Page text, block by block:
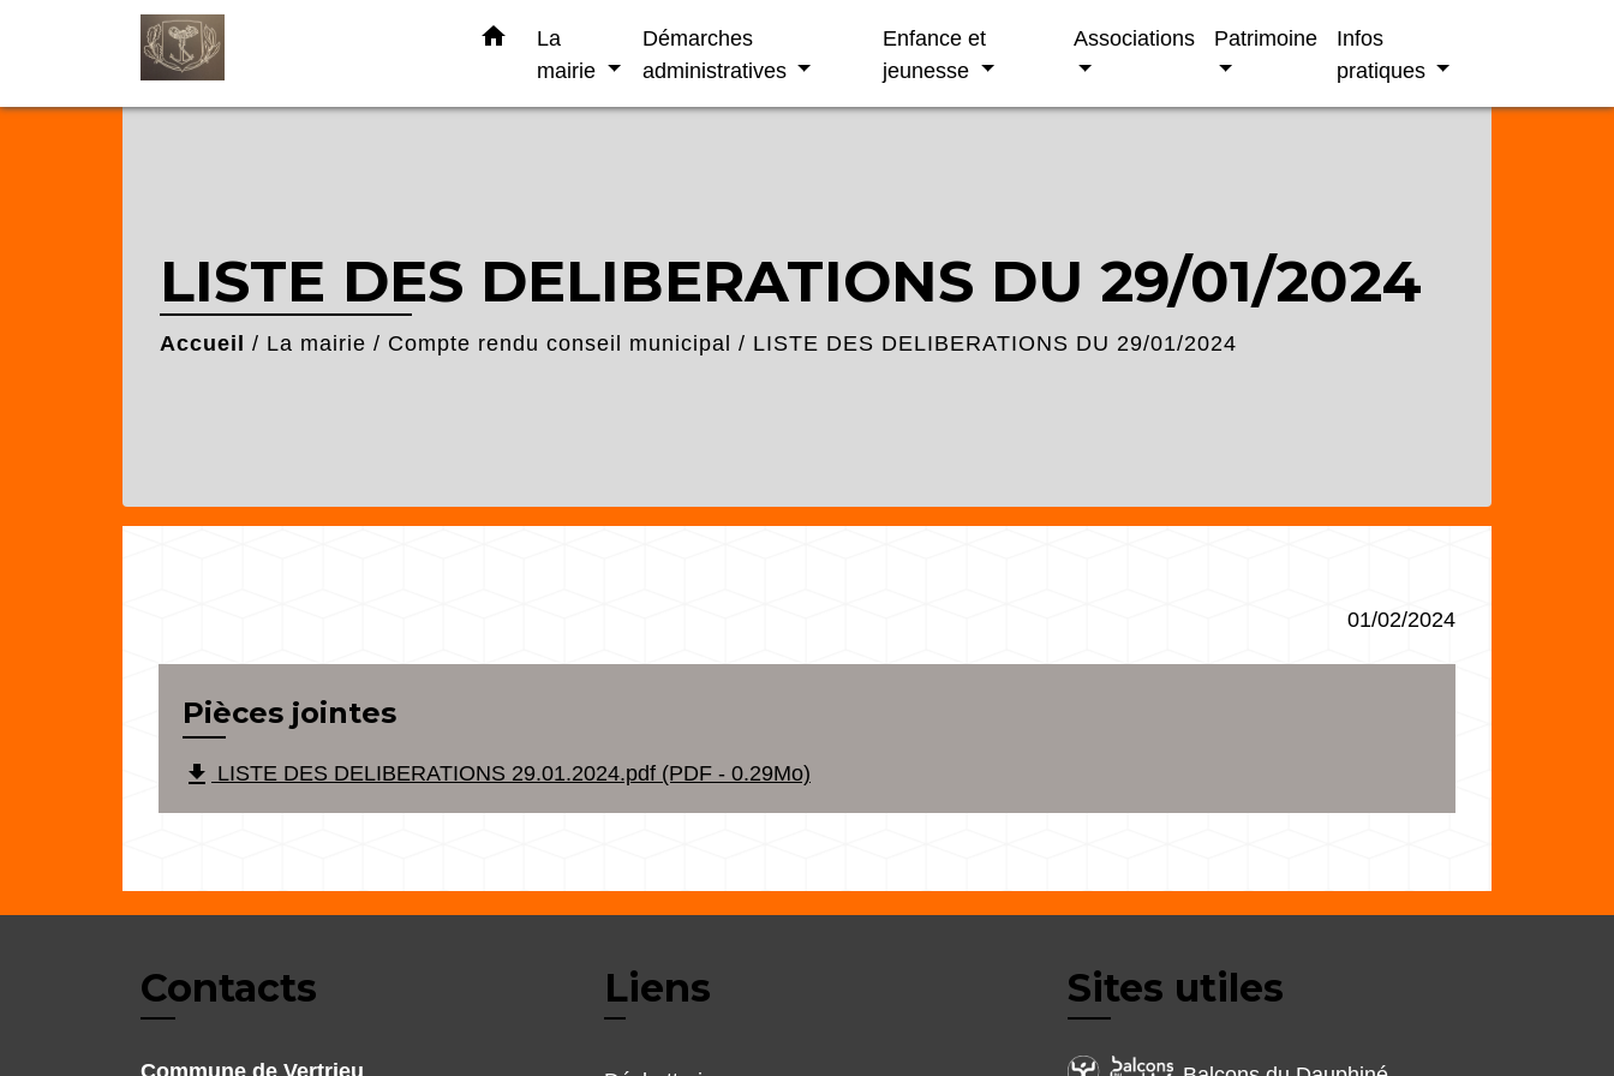
home
La
mairie
Démarches
administratives
Enfance et
jeunesse
Associations Patrimoine
Infos
pratiques
LISTE DES DELIBERATIONS DU 29/01/2024
Accueil / La mairie / Compte rendu conseil municipal / LISTE DES DELIBERATIONS DU 29/01/2024
01/02/2024
Pièces jointes
file_download LISTE DES DELIBERATIONS 29.01.2024.pdf (PDF - 0.29Mo)
Contacts Liens Sites utiles